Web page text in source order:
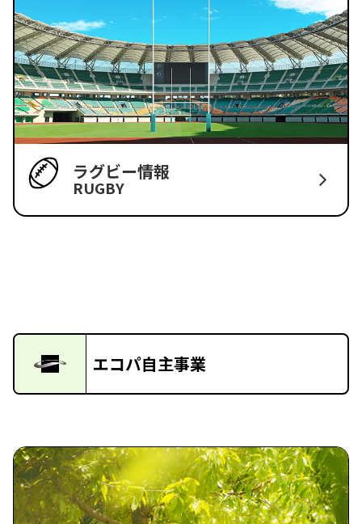
ラグビー情報
RUGBY
エコパ自主事業